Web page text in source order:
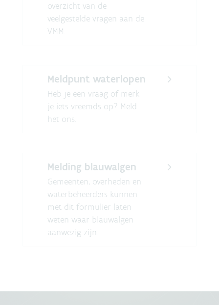
overzicht van de
veelgestelde vragen aan de
VMM.
Meldpunt waterlopen
Heb je een vraag of merk
je iets vreemds op? Meld
het ons.
Melding blauwalgen
Gemeenten, overheden en
waterbeheerders kunnen
met dit formulier laten
weten waar blauwalgen
aanwezig zijn.